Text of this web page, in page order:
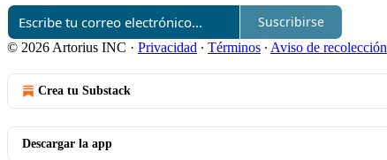
Suscribirse
© 2026 Artorius INC · Privacidad ∙ Términos ∙ Aviso de recolección
Crea tu Substack
Descargar la app